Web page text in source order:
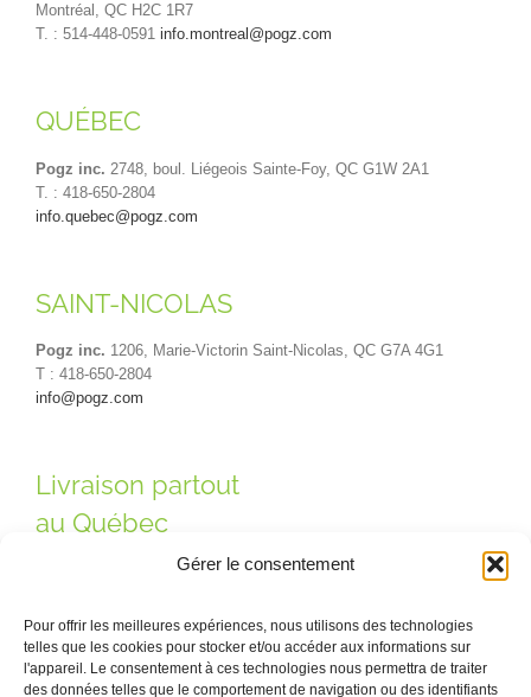
Gérer le consentement
Pour offrir les meilleures expériences, nous utilisons des technologies
telles que les cookies pour stocker et/ou accéder aux informations sur
l'appareil. Le consentement à ces technologies nous permettra de traiter
des données telles que le comportement de navigation ou des identifiants
Montréal, QC H2C 1R7
T. : 514-448-0591 info.montreal@pogz.com
QUÉBEC
Pogz inc. 2748, boul. Liégeois Sainte-Foy, QC G1W 2A1
T. : 418-650-2804
info.quebec@pogz.com
SAINT-NICOLAS
Pogz inc. 1206, Marie-Victorin Saint-Nicolas, QC G7A 4G1
T : 418-650-2804
info@pogz.com
Livraison partout
au Québec